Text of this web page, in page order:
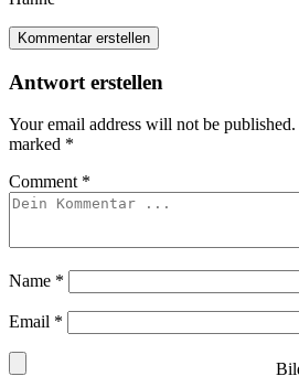
Kommentar erstellen
Antwort erstellen
Your email address will not be published.
marked *
Comment *
Name *
Email *